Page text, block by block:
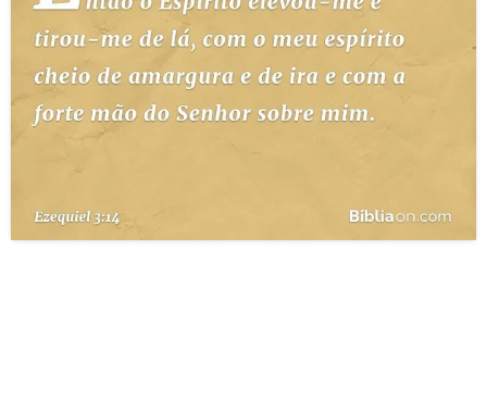
ESTUDOS BÍBLICOS
ESBOÇOS DE PREGAÇÃO
TEMAS
PERGUNTE À BÍBLIA
TERMO BÍBLICO